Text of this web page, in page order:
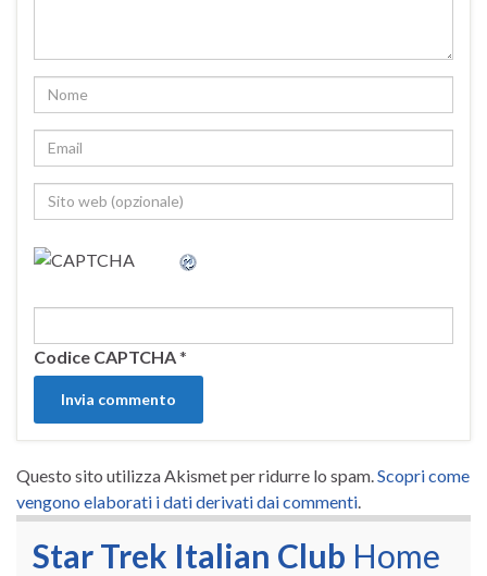
Codice CAPTCHA*
Questo sito utilizza Akismet per ridurre lo spam.Scopri come
vengono elaborati i dati derivati dai commenti.
Star Trek Italian Club Home